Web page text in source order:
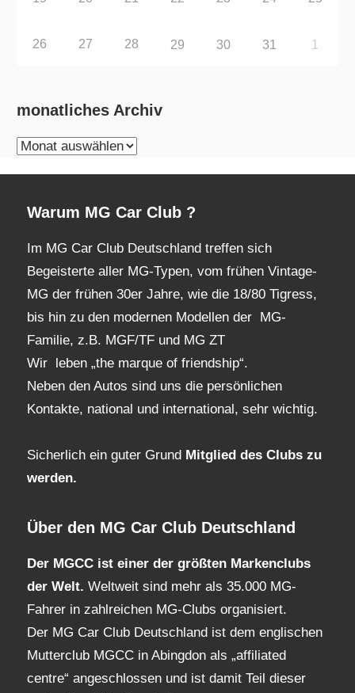
26 27 28 29 30 31 1
monatliches Archiv
monatliches
Warum MG Car Club ?
Im MG Car Club Deutschland treffen sich
Begeisterte aller MG-Typen, vom frühen Vintage-
MG der frühen 30er Jahre, wie die 18/80 Tigress,
bis hin zu den modernen Modellen der MG-
Familie, z.B. MGF/TF und MG ZT
Wir leben „the marque of friendship“.
Neben den Autos sind uns die persönlichen
Kontakte, national und international, sehr wichtig.
Sicherlich ein guter Grund Mitglied des Clubs zu
werden.
Über den MG Car Club Deutschland
Der MGCC ist einer der größten Markenclubs
der Welt. Weltweit sind mehr als 35.000 MG-
Fahrer in zahlreichen MG-Clubs organisiert.
Der MG Car Club Deutschland ist dem englischen
Mutterclub MGCC in Abingdon als „affiliated
centre“ angeschlossen und ist damit Teil dieser